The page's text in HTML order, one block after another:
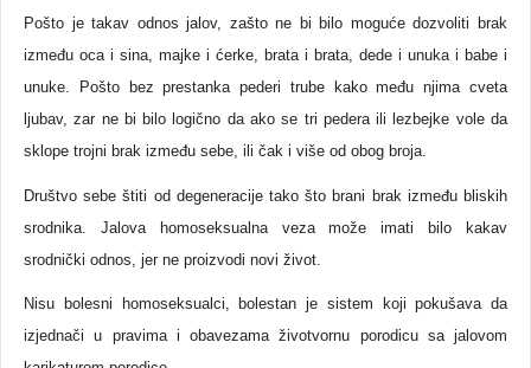
Pošto je takav odnos jalov, zašto ne bi bilo moguće dozvoliti brak
između oca i sina, majke i ćerke, brata i brata, dede i unuka i babe i
unuke. Pošto bez prestanka pederi trube kako među njima cveta
ljubav, zar ne bi bilo logično da ako se tri pedera ili lezbejke vole da
sklope trojni brak između sebe, ili čak i više od obog broja.
Društvo sebe štiti od degeneracije tako što brani brak između bliskih
srodnika. Jalova homoseksualna veza može imati bilo kakav
srodnički odnos, jer ne proizvodi novi život.
Nisu bolesni homoseksualci, bolestan je sistem koji pokušava da
izjednači u pravima i obavezama životvornu porodicu sa jalovom